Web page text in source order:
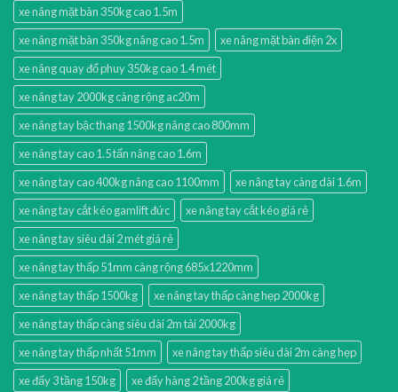
xe nâng mặt bàn 350kg cao 1.5m
xe nâng mặt bàn 350kg nâng cao 1.5m
xe nâng mặt bàn điện 2x
xe nâng quay đổ phuy 350kg cao 1.4 mét
xe nâng tay 2000kg càng rộng ac20m
xe nâng tay bậc thang 1500kg nâng cao 800mm
xe nâng tay cao 1.5 tấn nâng cao 1.6m
xe nâng tay cao 400kg nâng cao 1100mm
xe nâng tay càng dài 1.6m
xe nâng tay cắt kéo gamlift đức
xe nâng tay cắt kéo giá rẻ
xe nâng tay siêu dài 2 mét giá rẻ
xe nâng tay thấp 51mm càng rộng 685x1220mm
xe nâng tay thấp 1500kg
xe nâng tay thấp càng hẹp 2000kg
xe nâng tay thấp càng siêu dài 2m tải 2000kg
xe nâng tay thấp nhất 51mm
xe nâng tay thấp siêu dài 2m càng hẹp
xe đẩy 3 tầng 150kg
xe đẩy hàng 2 tầng 200kg giá rẻ